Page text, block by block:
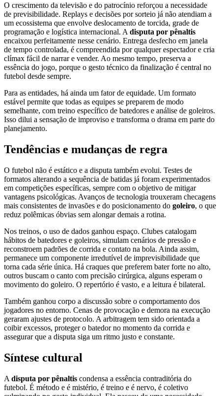
O crescimento da televisão e do patrocínio reforçou a necessidade
de previsibilidade. Replays e decisões por sorteio já não atendiam a
um ecossistema que envolve deslocamento de torcida, grade de
programação e logística internacional. A disputa por pênaltis
encaixou perfeitamente nesse cenário. Entrega desfecho em janela
de tempo controlada, é compreendida por qualquer espectador e cria
clímax fácil de narrar e vender. Ao mesmo tempo, preserva a
essência do jogo, porque o gesto técnico da finalização é central no
futebol desde sempre.
Para as entidades, há ainda um fator de equidade. Um formato
estável permite que todas as equipes se preparem de modo
semelhante, com treino específico de batedores e análise de goleiros.
Isso dilui a sensação de improviso e transforma o drama em parte do
planejamento.
Tendências e mudanças de regra
O futebol não é estático e a disputa também evolui. Testes de
formatos alterando a sequência de batidas já foram experimentados
em competições específicas, sempre com o objetivo de mitigar
vantagens psicológicas. Avanços de tecnologia trouxeram checagens
mais consistentes de invasões e do posicionamento do goleiro, o que
reduz polêmicas óbvias sem alongar demais a rotina.
Nos treinos, o uso de dados ganhou espaço. Clubes catalogam
hábitos de batedores e goleiros, simulam cenários de pressão e
reconstroem padrões de corrida e contato na bola. Ainda assim,
permanece um componente irredutível de imprevisibilidade que
torna cada série única. Há craques que preferem bater forte no alto,
outros buscam o canto com precisão cirúrgica, alguns esperam o
movimento do goleiro. O repertório é vasto, e a leitura é bilateral.
Também ganhou corpo a discussão sobre o comportamento dos
jogadores no entorno. Cenas de provocação e demora na execução
geraram ajustes de protocolo. A arbitragem tem sido orientada a
coibir excessos, proteger o batedor no momento da corrida e
assegurar que a disputa siga um ritmo justo e constante.
Síntese cultural
A disputa por pênaltis condensa a essência contraditória do
futebol. É método e é mistério, é treino e é nervo, é coletivo